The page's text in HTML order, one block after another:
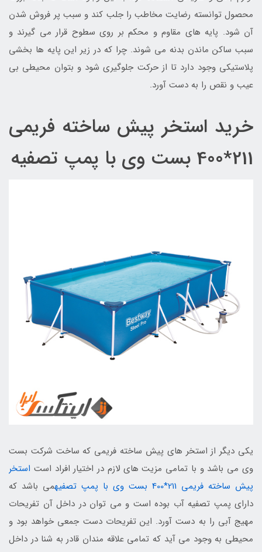
محصول توانسته رضایت مخاطب را جلب کند و سبب پر فروش شدن
آن شود. پایه های مقاوم و محکم بر روی سطوح قرار می گیرند و
سبب ساکن ماندن بدنه می شوند. چرا که در زیر این پایه ها بخشی
پلاستیکی وجود دارد تا از حرکت جلوگیری شود و بتوان محیطی بی
عیب و نقص را به دست آورد.
خرید استخر پیش ساخته فریمی
211*400 بست وی با پمپ تصفیه
یکی دیگر از استخر های پیش ساخته فریمی که ساخت شرکت بست
وی می باشد و با تمامی مزیت های لازم در اختیار افراد است استخر
پیش ساخته فریمی 211*400 بست وی با پمپ تصفیه
می باشد که
دارای پمپ تصفیه آب بوده است و می توان در داخل آن تفریحات
مهیج آبی را به دست آورد. این تفریحات دست جمعی خواهد بود و
محیطی به وجود می آید که تمامی علاقه مندان قادر به شنا در داخل